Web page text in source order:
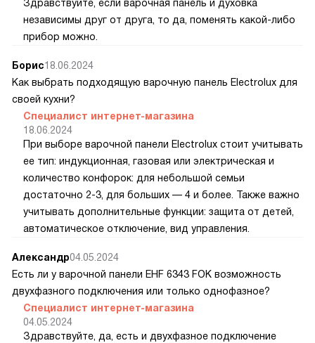
Здравствуйте, если варочная панель и духовка
независимы друг от друга, то да, поменять какой-либо
прибор можно.
Борис18.06.2024
Как выбрать подходящую варочную панель Electrolux для
своей кухни?
Специалист интернет-магазина
18.06.2024
При выборе варочной панели Electrolux стоит учитывать
ее тип: индукционная, газовая или электрическая и
количество конфорок: для небольшой семьи
достаточно 2-3, для больших — 4 и более. Также важно
учитывать дополнительные функции: защита от детей,
автоматическое отключение, вид управления.
Александр04.05.2024
Есть ли у варочной панели EHF 6343 FOK возможность
двухфазного подключения или только однофазное?
Специалист интернет-магазина
04.05.2024
Здравствуйте, да, есть и двухфазное подключение